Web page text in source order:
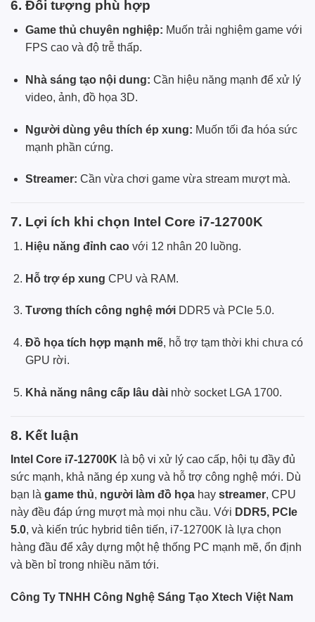
6. Đối tượng phù hợp
Game thủ chuyên nghiệp: Muốn trải nghiệm game với
FPS cao và độ trễ thấp.
Nhà sáng tạo nội dung: Cần hiệu năng mạnh để xử lý
video, ảnh, đồ họa 3D.
Người dùng yêu thích ép xung: Muốn tối đa hóa sức
mạnh phần cứng.
Streamer: Cần vừa chơi game vừa stream mượt mà.
7. Lợi ích khi chọn Intel Core i7-12700K
Hiệu năng đỉnh caovới 12 nhân 20 luồng.
Hỗ trợ ép xung CPU và RAM.
Tương thích công nghệ mớiDDR5 và PCIe 5.0.
Đồ họa tích hợp mạnh mẽ, hỗ trợ tạm thời khi chưa có
GPU rời.
Khả năng nâng cấp lâu dàinhờ socket LGA 1700.
8. Kết luận
Intel Core i7-12700K là bộ vi xử lý cao cấp, hội tụ đầy đủ
sức mạnh, khả năng ép xung và hỗ trợ công nghệ mới. Dù
bạn là game thủ, người làm đồ họa hay streamer, CPU
này đều đáp ứng mượt mà mọi nhu cầu. Với DDR5, PCIe
5.0, và kiến trúc hybrid tiên tiến, i7-12700K là lựa chọn
hàng đầu để xây dựng một hệ thống PC mạnh mẽ, ổn định
và bền bỉ trong nhiều năm tới.
Công Ty TNHH Công Nghệ Sáng Tạo Xtech Việt Nam